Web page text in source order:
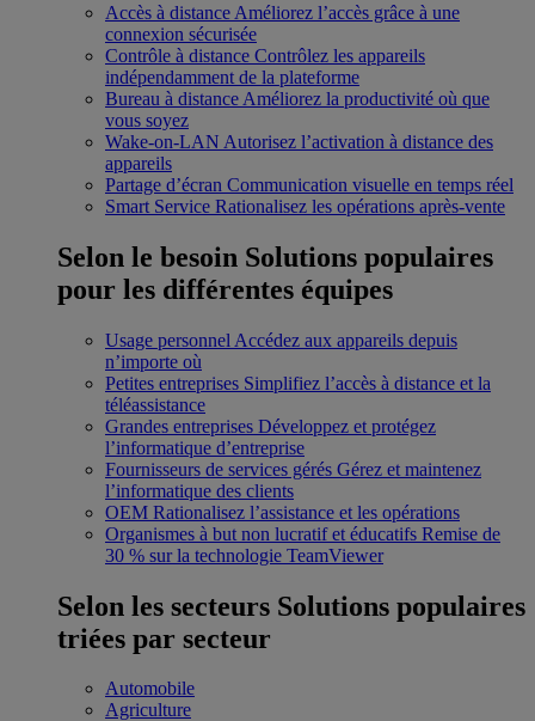
Accès à distance Améliorez l’accès grâce à une
connexion sécurisée
Contrôle à distance Contrôlez les appareils
indépendamment de la plateforme
Bureau à distance Améliorez la productivité où que
vous soyez
Wake-on-LAN Autorisez l’activation à distance des
appareils
Partage d’écran Communication visuelle en temps réel
Smart Service Rationalisez les opérations après-vente
Selon le besoin Solutions populaires
pour les différentes équipes
Usage personnel Accédez aux appareils depuis
n’importe où
Petites entreprises Simplifiez l’accès à distance et la
téléassistance
Grandes entreprises Développez et protégez
l’informatique d’entreprise
Fournisseurs de services gérés Gérez et maintenez
l’informatique des clients
OEM Rationalisez l’assistance et les opérations
Organismes à but non lucratif et éducatifs Remise de
30 % sur la technologie TeamViewer
Selon les secteurs Solutions populaires
triées par secteur
Automobile
Agriculture